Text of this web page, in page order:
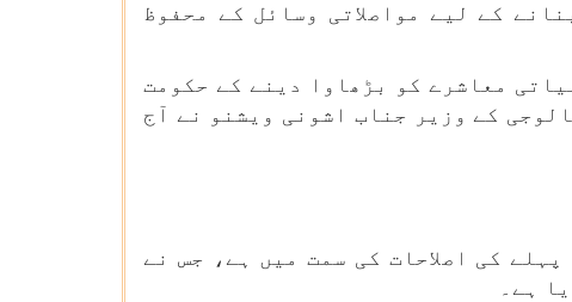
کے لیے مواصلاتی وسائل کے محفوظ
معاشرے کو بڑھاوا دینے کے حکومت
کے وزیر جناب اشونی ویشنو نے آج
کی اصلاحات کی سمت میں ہے، جس نے
ہے۔